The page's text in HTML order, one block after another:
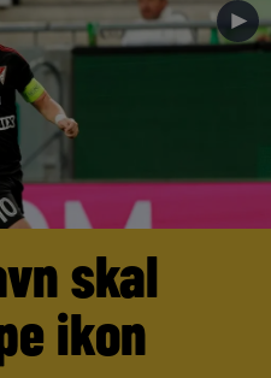
►
skal
ikon